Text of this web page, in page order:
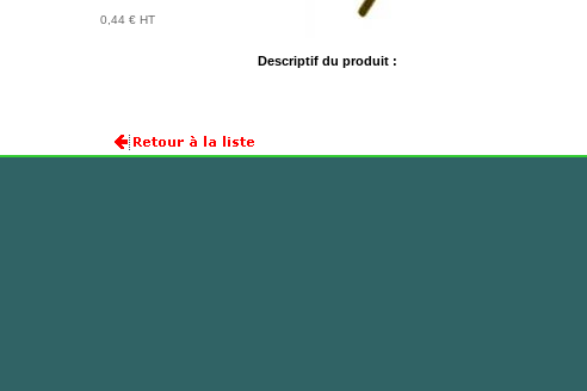
0,44 € HT
Descriptif du produit :